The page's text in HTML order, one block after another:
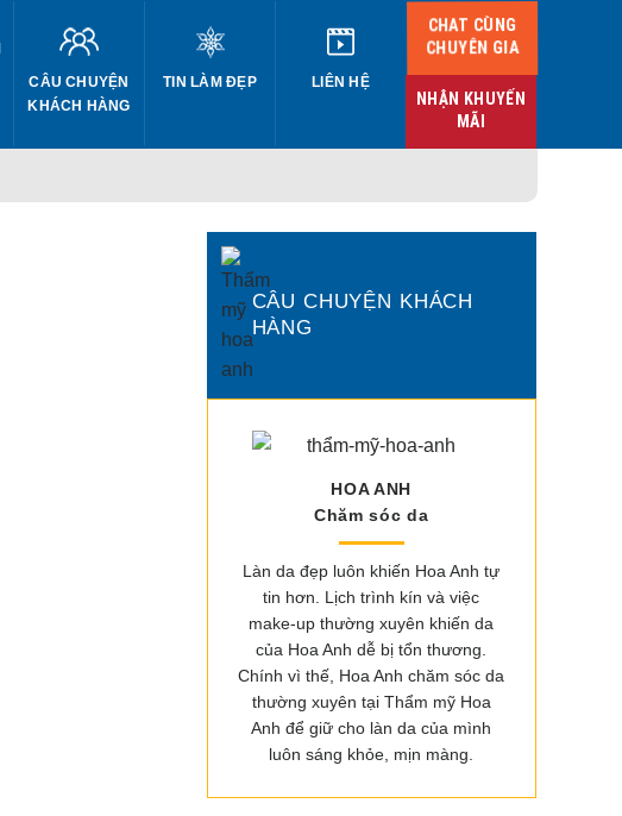
CÂU CHUYỆN
KHÁCH HÀNG
TIN LÀM ĐẸP LIÊN HỆ
CHAT CÙNG
CHUYÊN GIA
NHẬN KHUYẾN
MÃI
CÂU CHUYỆN KHÁCH
HÀNG
HOA ANH
Chăm sóc da
Làn da đẹp luôn khiến Hoa Anh tự
tin hơn. Lịch trình kín và việc
make-up thường xuyên khiến da
của Hoa Anh dễ bị tổn thương.
Chính vì thế, Hoa Anh chăm sóc da
thường xuyên tại Thẩm mỹ Hoa
Anh để giữ cho làn da của mình
luôn sáng khỏe, mịn màng.